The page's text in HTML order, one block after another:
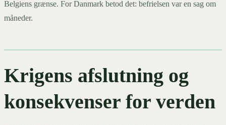
Belgiens grænse. For Danmark betod det: befrielsen var en sag om
måneder.
Krigens afslutning og
konsekvenser for verden